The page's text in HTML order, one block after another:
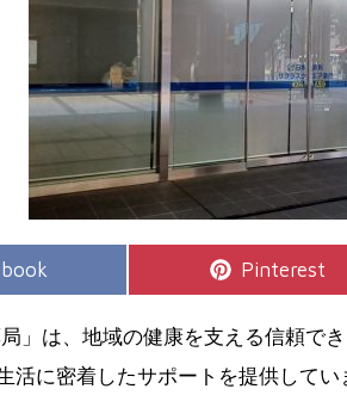
Share
Pinterest
」は、地域の健康を支える信頼で
に密着したサポートを提供して